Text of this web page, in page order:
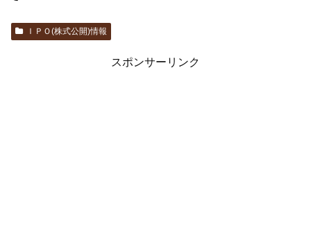
ＩＰＯ(株式公開)情報
スポンサーリンク